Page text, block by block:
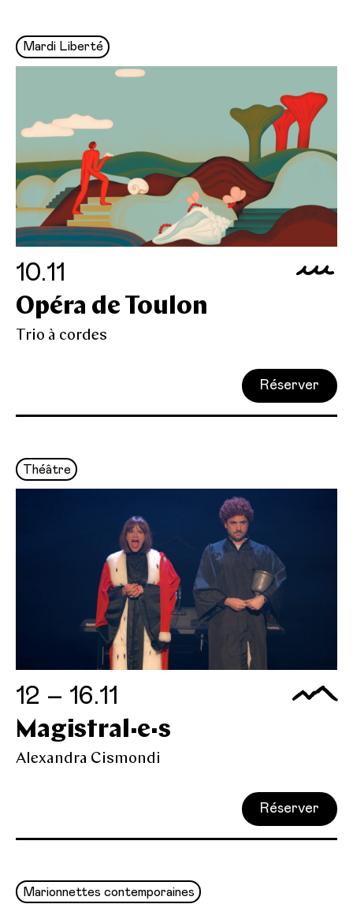
Mardi Liberté
10.11
Opéra de Toulon
Trio à cordes
Réserver
Théâtre
12 – 16.11
Magistral·e·s
Alexandra Cismondi
Réserver
Marionnettes contemporaines